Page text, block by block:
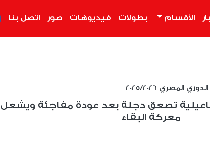
الأقسام بطولات فيديوهات صور اتصل بنا
الدوري المصري 2025/2026
تصعق دجلة بعد عودة مفاجئة ويشعل
معركة البقاء